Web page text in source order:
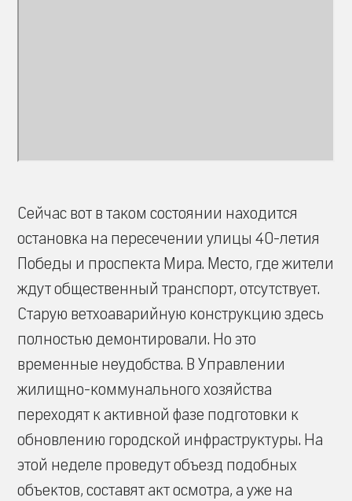
Сейчас вот в таком состоянии находится
остановка на пересечении улицы 40-летия
Победы и проспекта Мира. Место, где жители
ждут общественный транспорт, отсутствует.
Старую ветхоаварийную конструкцию здесь
полностью демонтировали. Но это
временные неудобства. В Управлении
жилищно-коммунального хозяйства
переходят к активной фазе подготовки к
обновлению городской инфраструктуры. На
этой неделе проведут объезд подобных
объектов, составят акт осмотра, а уже на